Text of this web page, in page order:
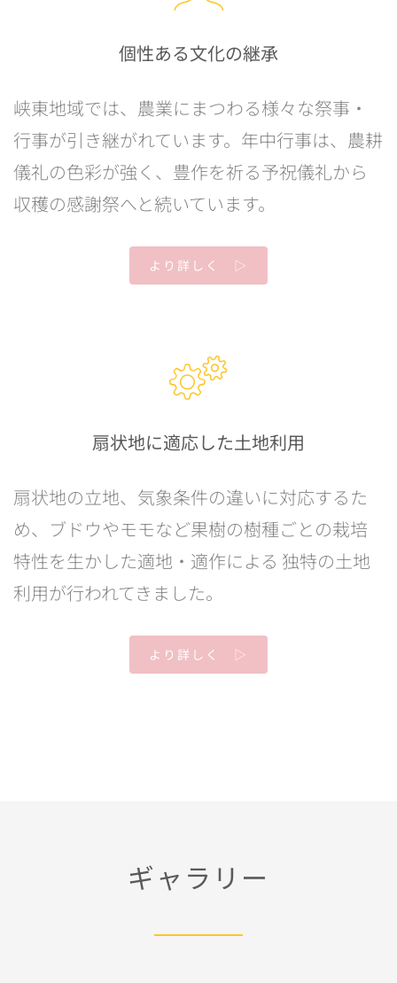
個性ある文化の継承
峡東地域では、農業にまつわる様々な祭事・
行事が引き継がれています。年中行事は、農耕
儀礼の色彩が強く、豊作を祈る予祝儀礼から
収穫の感謝祭へと続いています。
より詳しく ▷
扇状地に適応した土地利用
扇状地の立地、気象条件の違いに対応するた
め、ブドウやモモなど果樹の樹種ごとの栽培
特性を生かした適地・適作による 独特の土地
利用が行われてきました。
より詳しく ▷
ギャラリー